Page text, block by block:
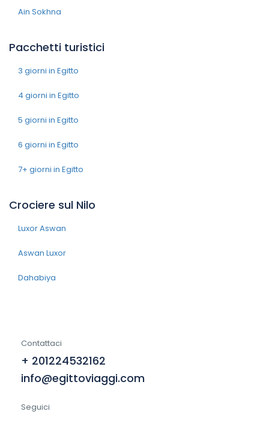
Ain Sokhna
Pacchetti turistici
3 giorni in Egitto
4 giorni in Egitto
5 giorni in Egitto
6 giorni in Egitto
7+ giorni in Egitto
Crociere sul Nilo
Luxor Aswan
Aswan Luxor
Dahabiya
Contattaci
+ 201224532162
info@egittoviaggi.com
Seguici